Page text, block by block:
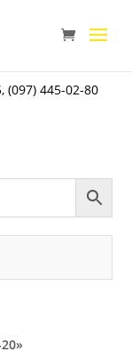
,(097) 445-02-80